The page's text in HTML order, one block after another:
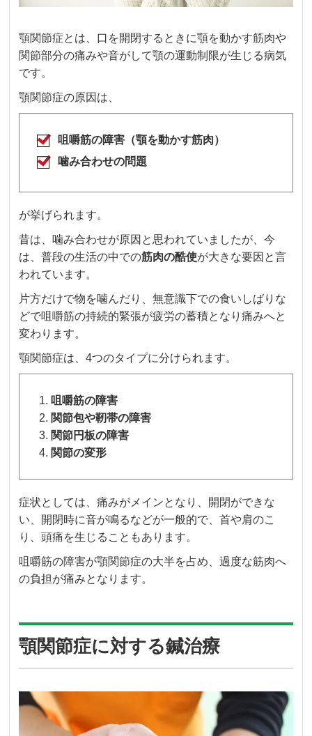
顎関節症とは、口を開閉するときに顎を動かす筋肉や
関節部分の痛みや音がして顎の運動制限が生じる病気
です。
顎関節症の原因は、
咀嚼筋の障害（顎を動かす筋肉）
噛み合わせの問題
が挙げられます。
昔は、噛み合わせが原因と思われていましたが、今
は、普段の生活の中での筋肉の酷使が大きな要因と言
われています。
片方だけで物を噛んだり、無意識下での食いしばりな
どで咀嚼筋の持続的緊張が疲労の蓄積となり痛みへと
変わります。
顎関節症は、4つのタイプに分けられます。
咀嚼筋の障害
関節包や靭帯の障害
関節円板の障害
関節の変形
症状としては、痛みがメインとなり、開閉ができな
い、開閉時に音が鳴るなどが一般的で、首や肩のこ
り、頭痛を生じることもあります。
咀嚼筋の障害が顎関節症の大半を占め、過度な筋肉へ
の負担が痛みとなります。
顎関節症に対する鍼治療